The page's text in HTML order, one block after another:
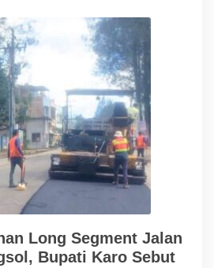
Long Segment Jalan
Bupati Karo Sebut